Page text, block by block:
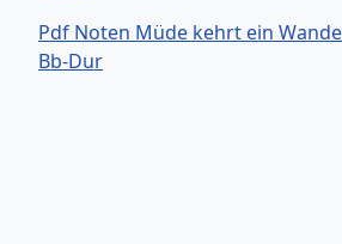
Pdf Noten Müde kehrt ein
Bb-Dur